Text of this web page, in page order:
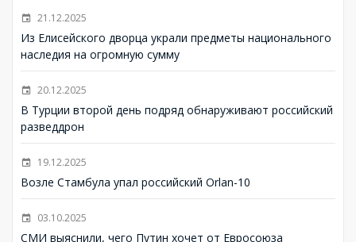
21.12.2025
Из Елисейского дворца украли предметы национального
наследия на огромную сумму
20.12.2025
В Турции второй день подряд обнаруживают российский
разведдрон
19.12.2025
Возле Стамбула упал российский Orlan-10
03.10.2025
СМИ выяснили, чего Путин хочет от Евросоюза